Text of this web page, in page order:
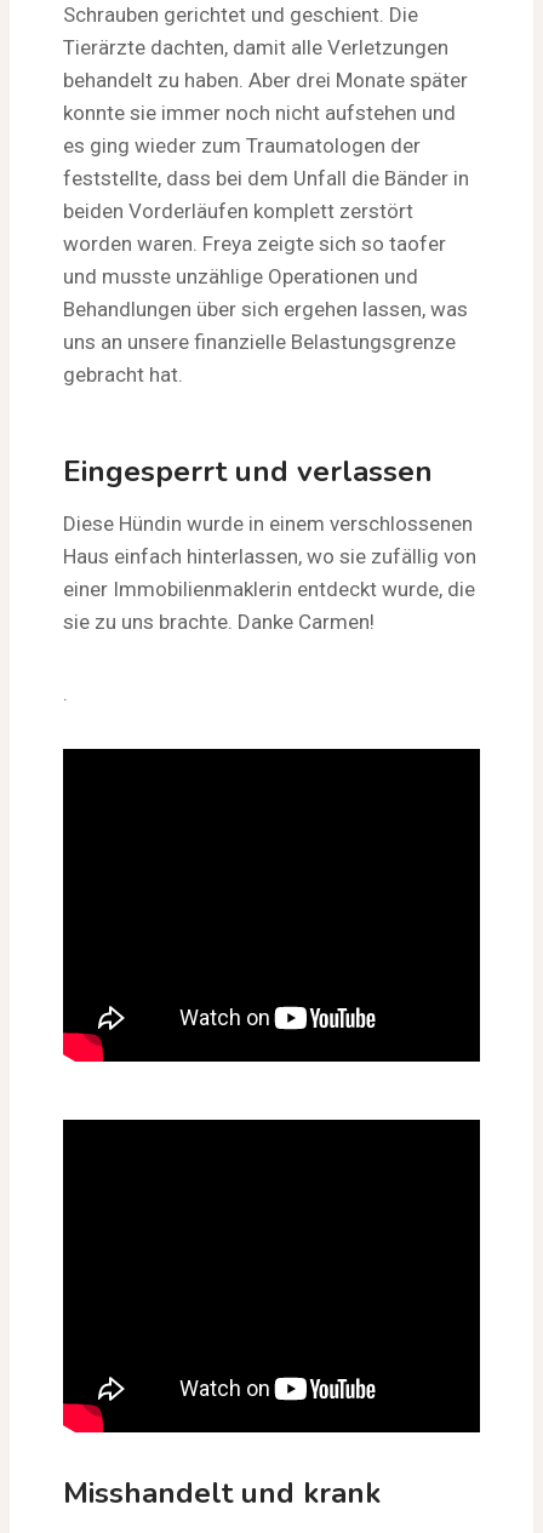
Schrauben gerichtet und geschient. Die
Tierärzte dachten, damit alle Verletzungen
behandelt zu haben. Aber drei Monate später
konnte sie immer noch nicht aufstehen und
es ging wieder zum Traumatologen der
feststellte, dass bei dem Unfall die Bänder in
beiden Vorderläufen komplett zerstört
worden waren. Freya zeigte sich so taofer
und musste unzählige Operationen und
Behandlungen über sich ergehen lassen, was
uns an unsere finanzielle Belastungsgrenze
gebracht hat.
Eingesperrt und verlassen
Diese Hündin wurde in einem verschlossenen
Haus einfach hinterlassen, wo sie zufällig von
einer Immobilienmaklerin entdeckt wurde, die
sie zu uns brachte. Danke Carmen!
Misshandelt und krank